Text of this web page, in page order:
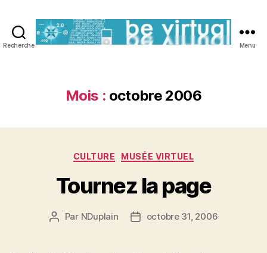
Recherche Menu
Mois : octobre 2006
Catégories
CULTURE MUSÉE VIRTUEL
Tournez la page
Auteur
Par NDuplain
Dateoctobre 31, 2006